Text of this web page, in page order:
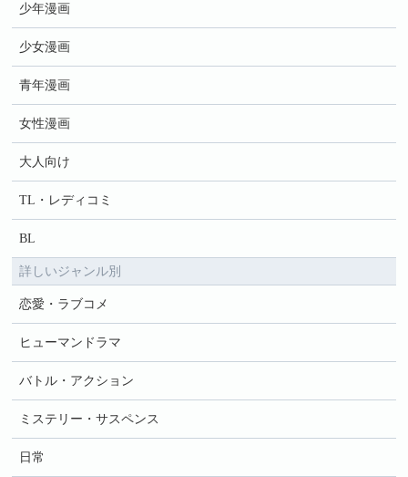
少年漫画
少女漫画
青年漫画
女性漫画
大人向け
TL・レディコミ
BL
詳しいジャンル別
恋愛・ラブコメ
ヒューマンドラマ
バトル・アクション
ミステリー・サスペンス
日常